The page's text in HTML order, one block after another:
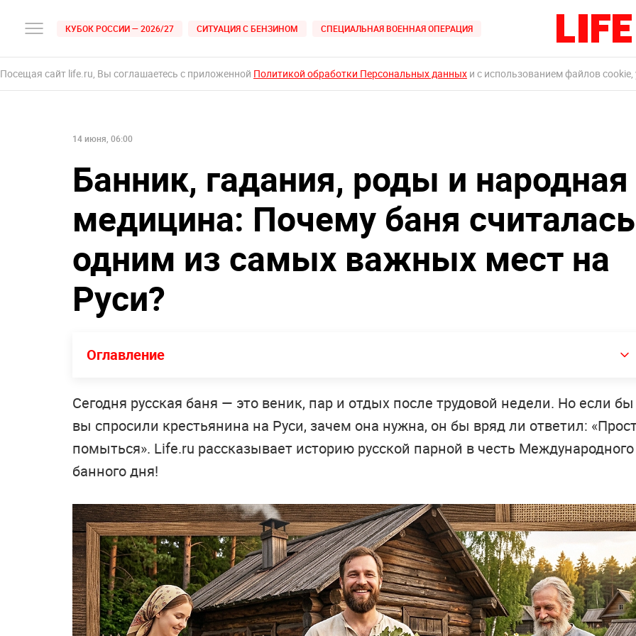
КУБОК РОССИИ — 2026/27 СИТУАЦИЯ С БЕНЗИНОМ СПЕЦИАЛЬНАЯ ВОЕННАЯ ОПЕРАЦИЯ
Посещая сайт life.ru, Вы соглашаетесь с приложенной Политикой обработки Персональных данных и с использованием файлов
14 июня, 06:00
Банник, гадания, роды и народная
медицина: Почему баня считалась
одним из самых важных мест на
Руси?
Оглавление
Сегодня русская баня — это веник, пар и отдых после трудовой недели. Но если бы
вы спросили крестьянина на Руси, зачем она нужна, он бы вряд ли ответил:
помыться». Life.ru рассказывает историю русской парной в честь Международного
банного дня!